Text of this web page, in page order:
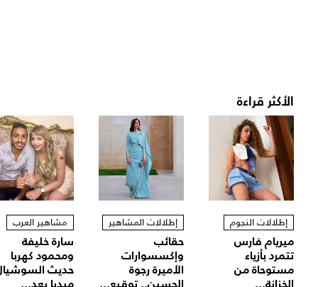
الأكثر قراءة
إطلالات النجوم
ميريام فارس
تتمرد بأزياء
مستوحاة من
إطلالات المشاهير
حقائب
وإكسسوارات
الأميرة رجوة
مشاهير العرب
سارة خليفة
ومحمود كهربا
حديث